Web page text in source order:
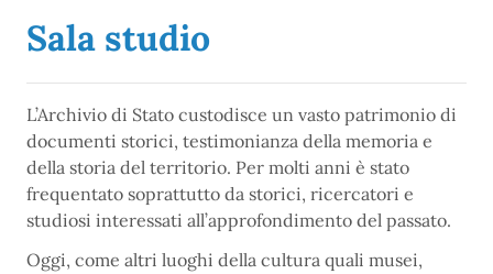
Sala studio
L’Archivio di Stato custodisce un vasto patrimonio di
documenti storici, testimonianza della memoria e
della storia del territorio. Per molti anni è stato
frequentato soprattutto da storici, ricercatori e
studiosi interessati all’approfondimento del passato.
Oggi, come altri luoghi della cultura quali musei,